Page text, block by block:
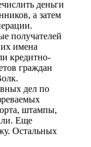
деньги
а затем
получателей
имена
кредитно-
граждан
дел по
штампы,
Еще
Остальных